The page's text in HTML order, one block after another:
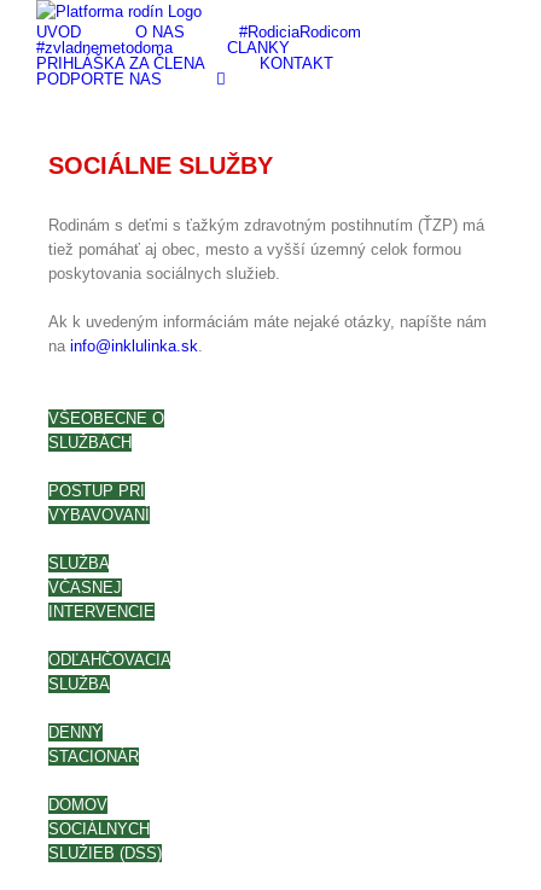
content
ÚVOD O NÁS
#RodiciaRodicom
#zvladnemetodoma
ČLÁNKY
PRIHLÁŠKA ZA ČLENA
KONTAKT
PODPORTE NÁS
SOCIÁLNE SLUŽBY
Rodinám s deťmi s ťažkým zdravotným postihnutím (ŤZP) má
tiež pomáhať aj obec, mesto a vyšší územný celok formou
poskytovania sociálnych služieb.
Ak k uvedeným informáciám máte nejaké otázky, napíšte nám
na info@inklulinka.sk.
VŠEOBECNE O
SLUŽBÁCH
POSTUP PRI
VYBAVOVANÍ
SLUŽBA
VČASNEJ
INTERVENCIE
ODĽAHČOVACIA
SLUŽBA
DENNÝ
STACIONÁR
DOMOV
SOCIÁLNYCH
SLUŽIEB (DSS)